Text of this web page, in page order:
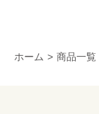
ホーム > 商品一覧